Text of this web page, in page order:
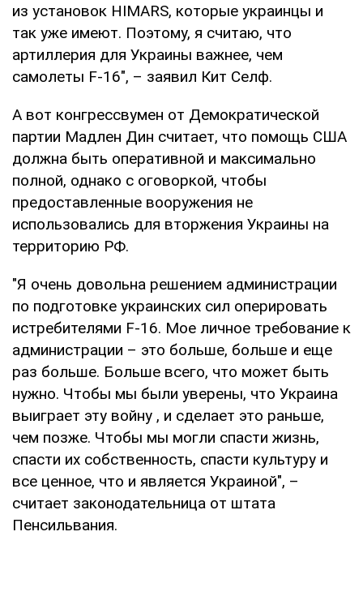
из установок HIMARS, которые украинцы и
так уже имеют. Поэтому, я считаю, что
артиллерия для Украины важнее, чем
самолеты F-16", – заявил Кит Селф.
А вот конгрессвумен от Демократической
партии Мадлен Дин считает, что помощь США
должна быть оперативной и максимально
полной, однако с оговоркой, чтобы
предоставленные вооружения не
использовались для вторжения Украины на
территорию РФ.
"Я очень довольна решением администрации
по подготовке украинских сил оперировать
истребителями F-16. Мое личное требование к
администрации – это больше, больше и еще
раз больше. Больше всего, что может быть
нужно. Чтобы мы были уверены, что Украина
выиграет эту войну , и сделает это раньше,
чем позже. Чтобы мы могли спасти жизнь,
спасти их собственность, спасти культуру и
все ценное, что и является Украиной", –
считает законодательница от штата
Пенсильвания.